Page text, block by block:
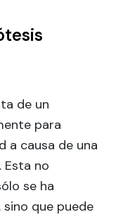
de un
para
a causa de una
no
se ha
que puede